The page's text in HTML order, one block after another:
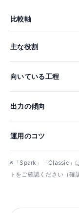
比較軸
主な役割
向いている工程
出力の傾向
運用のコツ
※「Spark」「Classic」
トをご確認ください（確